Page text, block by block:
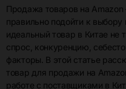
Продажа товаров на
правильно подойти к
идеальный товар в Китае не
спрос, конкуренцию,
факторы. В этой статье
товар для продажи на
работе с поставщиками в